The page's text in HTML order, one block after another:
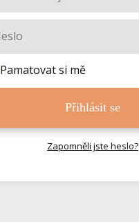
Pamatovat si mě
Přihlásit se
Zapomněli jste heslo?